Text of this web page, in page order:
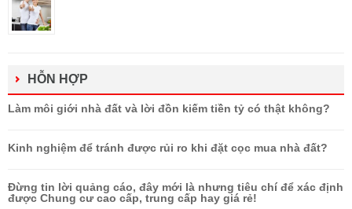
HỖN HỢP
Làm môi giới nhà đất và lời đồn kiếm tiền tỷ có thật không?
Kinh nghiệm để tránh được rủi ro khi đặt cọc mua nhà đất?
Đừng tin lời quảng cáo, đây mới là nhưng tiêu chí để xác định
được Chung cư cao cấp, trung cấp hay giá rẻ!